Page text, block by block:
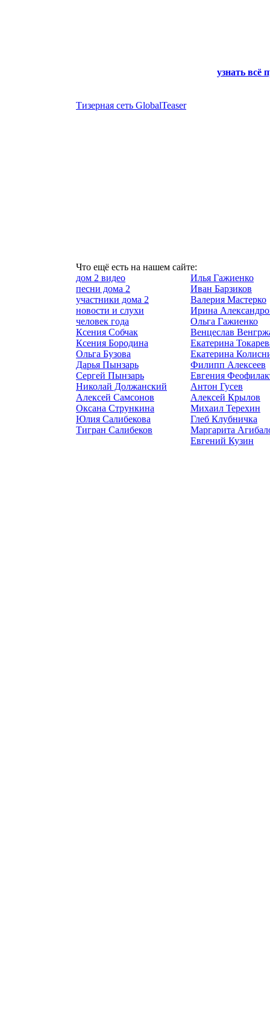
узнать всё
Тизерная сеть GlobalTeaser
Что ещё есть на нашем сайте:
дом 2 видео
песни дома 2
участники дома 2
новости и слухи
человек года
Ксения Собчак
Ксения Бородина
Ольга Бузова
Дарья Пынзарь
Сергей Пынзарь
Николай Должанский
Алексей Самсонов
Оксана Стрункина
Юлия Салибекова
Тигран Салибеков
Илья Гажиенко
Иван Барзиков
Валерия Мастерко
Ирина
Ольга Гажиенко
Венцеслав
Екатерина
Екатерина
Филипп Алексеев
Евгения
Антон Гусев
Алексей Крылов
Михаил Терехин
Глеб Клубничка
Маргарита
Евгений Кузин